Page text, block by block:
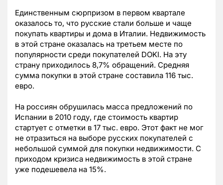
Единственным сюрпризом в первом квартале
оказалось то, что русские стали больше и чаще
покупать квартиры и дома в Италии. Недвижимость
в этой стране оказалась на третьем месте по
популярности среди покупателей DOKI. На эту
страну приходилось 8,7% обращений. Средняя
сумма покупки в этой стране составила 116 тыс.
евро.
На россиян обрушилась масса предложений по
Испании в 2010 году, где стоимость квартир
стартует с отметки в 17 тыс. евро. Этот факт не мог
не отразиться на выборе русских покупателей с
небольшой суммой для покупки недвижимости. С
приходом кризиса недвижимость в этой стране
уже подешевела на 15%.